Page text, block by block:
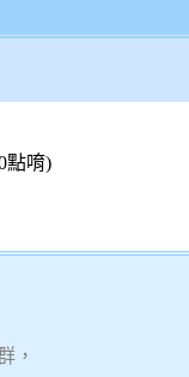
點唷)
，